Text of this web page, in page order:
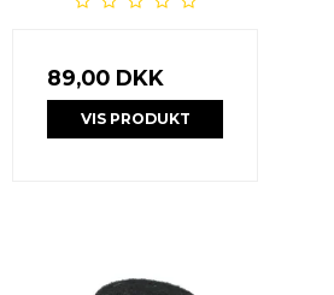
89,00 DKK
VIS PRODUKT